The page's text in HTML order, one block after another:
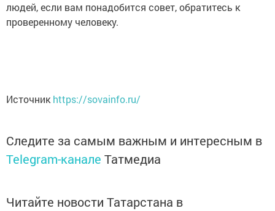
людей, если вам понадобится совет, обратитесь к
проверенному человеку.
Источник https://sovainfo.ru/
Следите за самым важным и интересным в
Telegram-канале Татмедиа
Читайте новости Татарстана в